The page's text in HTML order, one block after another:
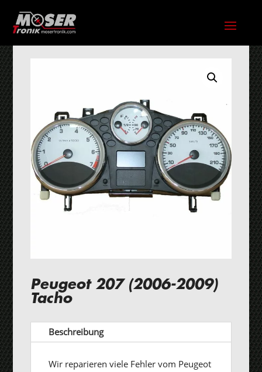
Peugeot 207 (2006-2009)
Tacho
Beschreibung
Wir reparieren viele Fehler vom Peugeot